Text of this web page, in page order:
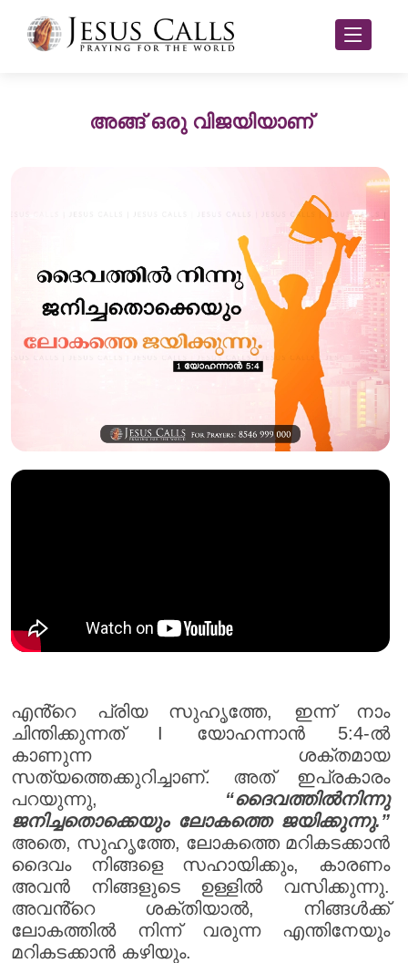
അങ്ങ് ഒരു വിജയിയാണ്
എൻ്റെ പ്രിയ സുഹൃത്തേ, ഇന്ന് നാം
ചിന്തിക്കുന്നത് I യോഹന്നാൻ 5:4-ൽ
കാണുന്ന ശക്തമായ
സത്യത്തെക്കുറിച്ചാണ്. അത് ഇപ്രകാരം
പറയുന്നു, “ദൈവത്തിൽനിന്നു
ജനിച്ചതൊക്കെയും ലോകത്തെ ജയിക്കുന്നു.”
അതെ, സുഹൃത്തേ, ലോകത്തെ മറികടക്കാൻ
ദൈവം നിങ്ങളെ സഹായിക്കും, കാരണം
അവൻ നിങ്ങളുടെ ഉള്ളിൽ വസിക്കുന്നു.
അവൻ്റെ ശക്തിയാൽ, നിങ്ങൾക്ക്
ലോകത്തിൽ നിന്ന് വരുന്ന എന്തിനേയും
മറികടക്കാൻ കഴിയും.